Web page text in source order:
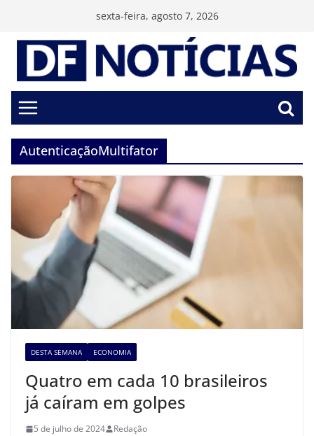
conteúdo
sexta-feira, agosto 7, 2026
AutenticaçãoMultifator
DESTA SEMANA ECONOMIA
Quatro em cada 10 brasileiros
já caíram em golpes
5 de julho de 2024 Redação